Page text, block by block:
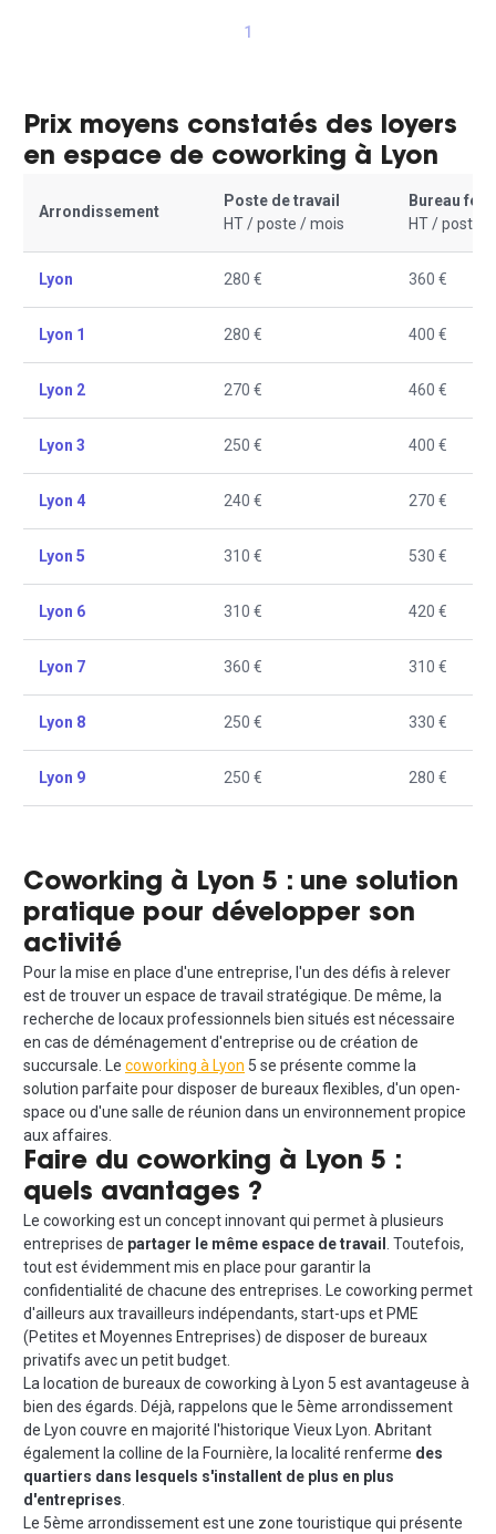
1
Prix moyens constatés des loyers
en espace de coworking à Lyon
Arrondissement
Poste de travail
HT / poste / mois
Bureau
HT / poste /
Lyon 280 € 360 €
Lyon 1 280 € 400 €
Lyon 2 270 € 460 €
Lyon 3 250 € 400 €
Lyon 4 240 € 270 €
Lyon 5 310 € 530 €
Lyon 6 310 € 420 €
Lyon 7 360 € 310 €
Lyon 8 250 € 330 €
Lyon 9 250 € 280 €
Coworking à Lyon 5 : une solution
pratique pour développer son
activité
Pour la mise en place d'une entreprise, l'un des défis à relever
est de trouver un espace de travail stratégique. De même, la
recherche de locaux professionnels bien situés est nécessaire
en cas de déménagement d'entreprise ou de création de
succursale. Le coworking à Lyon 5 se présente comme la
solution parfaite pour disposer de bureaux flexibles, d'un open-
space ou d'une salle de réunion dans un environnement propice
aux affaires.
Faire du coworking à Lyon 5 :
quels avantages ?
Le coworking est un concept innovant qui permet à plusieurs
entreprises de partager le même espace de travail
. Toutefois,
tout est évidemment mis en place pour garantir la
confidentialité de chacune des entreprises. Le coworking permet
d'ailleurs aux travailleurs indépendants, start-ups et PME
(Petites et Moyennes Entreprises) de disposer de bureaux
privatifs avec un petit budget.
La location de bureaux de coworking à Lyon 5 est avantageuse à
bien des égards. Déjà, rappelons que le 5ème arrondissement
de Lyon couvre en majorité l'historique Vieux Lyon. Abritant
également la colline de la Fournière, la localité renferme des
quartiers dans lesquels s'installent de plus en plus
d'entreprises
Le 5ème arrondissement est une zone touristique qui présente